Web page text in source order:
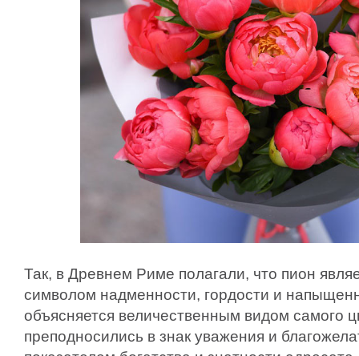
Так, в Древнем Риме полагали, что пион
символом надменности, гордости и
объясняется величественным видом самого
преподносились в знак уважения и